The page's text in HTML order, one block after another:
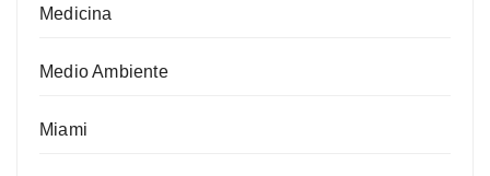
Medicina
Medio Ambiente
Miami